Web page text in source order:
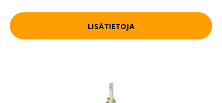
LISÄTIETOJA